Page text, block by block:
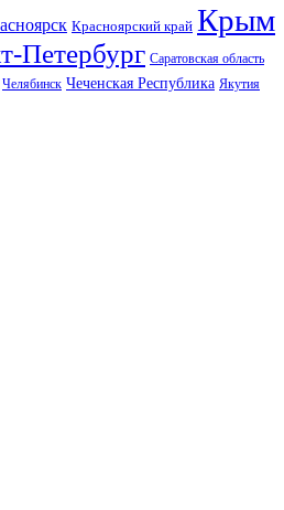
Красноярский край Крым
Петербург Саратовская область
Челябинск Чеченская Республика Якутия